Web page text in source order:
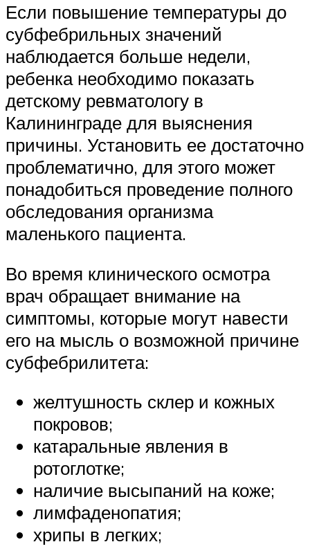
Если повышение температуры до
субфебрильных значений
наблюдается больше недели,
ребенка необходимо показать
детскому ревматологу в
Калининграде для выяснения
причины. Установить ее достаточно
проблематично, для этого может
понадобиться проведение полного
обследования организма
маленького пациента.
Во время клинического осмотра
врач обращает внимание на
симптомы, которые могут навести
его на мысль о возможной причине
субфебрилитета:
желтушность склер и кожных
покровов;
катаральные явления в
ротоглотке;
наличие высыпаний на коже;
лимфаденопатия;
хрипы в легких;